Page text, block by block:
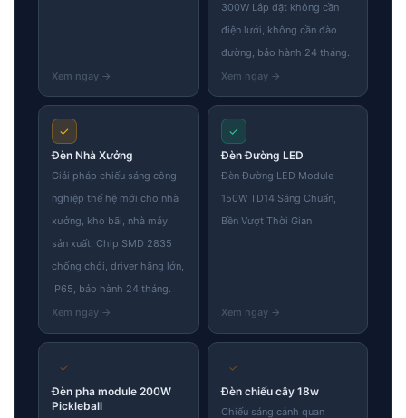
300W Lắp đặt không cần
điện lưới, không cần đào
đường, bảo hành 24 tháng.
✓
Đèn Nhà Xưởng
Giải pháp chiếu sáng công
nghiệp thế hệ mới cho nhà
xưởng, kho bãi, nhà máy
sản xuất. Chip SMD 2835
chống chói, driver hãng lớn,
IP65, bảo hành 24 tháng.
✓
Đèn Đường LED
Đèn Đường LED Module
150W TD14 Sáng Chuẩn,
Bền Vượt Thời Gian
✓
Đèn pha module 200W
Pickleball
✓
Đèn chiếu cây 18w
Chiếu sáng cảnh quan